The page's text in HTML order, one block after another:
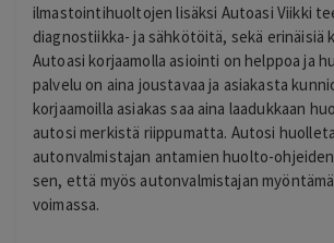
ilmastointihuoltojen lisäksi Autoasi Viikki
diagnostiikka- ja sähkötöitä, sekä erinäisiä
Autoasi korjaamolla asiointi on helppoa ja
palvelu on aina joustavaa ja asiakasta
korjaamoilla asiakas saa aina laadukkaan
autosi merkistä riippumatta. Autosi
autonvalmistajan antamien huolto-
sen, että myös autonvalmistajan
voimassa.